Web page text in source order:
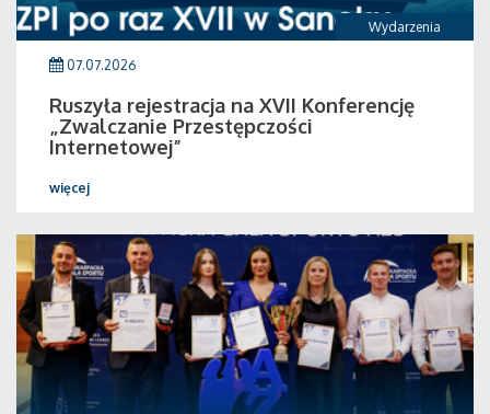
Wydarzenia
07.07.2026
Ruszyła rejestracja na XVII Konferencję
„Zwalczanie Przestępczości
Internetowej”
więcej